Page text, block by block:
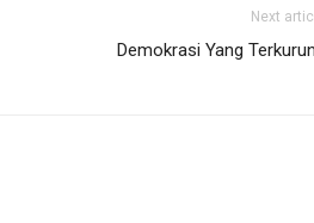
Next
Demokrasi Yang